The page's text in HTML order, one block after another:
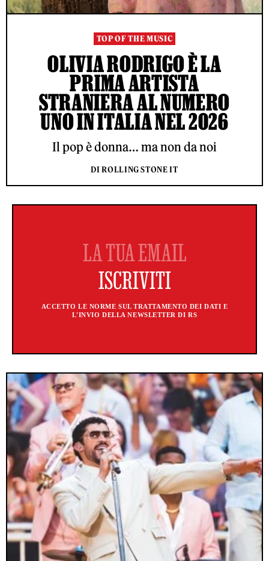
TOP OF THE MUSIC
OLIVIA RODRIGO È LA
PRIMA ARTISTA
STRANIERA AL NUMERO
UNO IN ITALIA NEL 2026
Il pop è donna… ma non da noi
DI ROLLING STONE IT
ACCETTO LE NORME SUL TRATTAMENTO DEI DATI E
L'INVIO DELLA NEWSLETTER DI RS